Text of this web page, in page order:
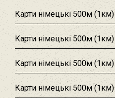
Карти німецькі 500м
Карти німецькі 500м
Карти німецькі 500м
Карти німецькі 500м